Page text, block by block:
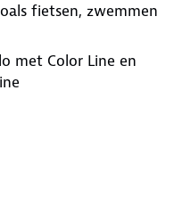
fietsen, zwemmen
met Color Line en